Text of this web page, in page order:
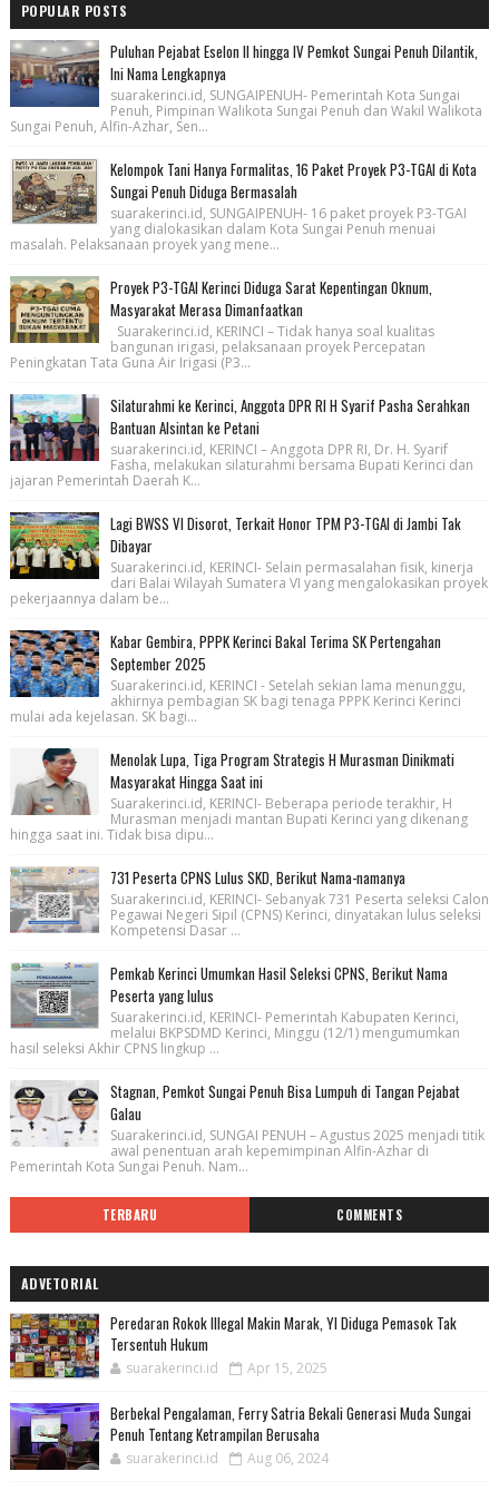
POPULAR POSTS
Puluhan Pejabat Eselon II hingga IV Pemkot Sungai Penuh Dilantik,
Ini Nama Lengkapnya
suarakerinci.id, SUNGAIPENUH- Pemerintah Kota Sungai
Penuh, Pimpinan Walikota Sungai Penuh dan Wakil Walikota
Sungai Penuh, Alfin-Azhar, Sen...
Kelompok Tani Hanya Formalitas, 16 Paket Proyek P3-TGAI di Kota
Sungai Penuh Diduga Bermasalah
suarakerinci.id, SUNGAIPENUH- 16 paket proyek P3-TGAI
yang dialokasikan dalam Kota Sungai Penuh menuai
masalah. Pelaksanaan proyek yang mene...
Proyek P3-TGAI Kerinci Diduga Sarat Kepentingan Oknum,
Masyarakat Merasa Dimanfaatkan
Suarakerinci.id, KERINCI – Tidak hanya soal kualitas
bangunan irigasi, pelaksanaan proyek Percepatan
Peningkatan Tata Guna Air Irigasi (P3...
Silaturahmi ke Kerinci, Anggota DPR RI H Syarif Pasha Serahkan
Bantuan Alsintan ke Petani
suarakerinci.id, KERINCI – Anggota DPR RI, Dr. H. Syarif
Fasha, melakukan silaturahmi bersama Bupati Kerinci dan
jajaran Pemerintah Daerah K...
Lagi BWSS VI Disorot, Terkait Honor TPM P3-TGAI di Jambi Tak
Dibayar
Suarakerinci.id, KERINCI- Selain permasalahan fisik, kinerja
dari Balai Wilayah Sumatera VI yang mengalokasikan proyek
pekerjaannya dalam be...
Kabar Gembira, PPPK Kerinci Bakal Terima SK Pertengahan
September 2025
Suarakerinci.id, KERINCI - Setelah sekian lama menunggu,
akhirnya pembagian SK bagi tenaga PPPK Kerinci Kerinci
mulai ada kejelasan. SK bagi...
Menolak Lupa, Tiga Program Strategis H Murasman Dinikmati
Masyarakat Hingga Saat ini
Suarakerinci.id, KERINCI- Beberapa periode terakhir, H
Murasman menjadi mantan Bupati Kerinci yang dikenang
hingga saat ini. Tidak bisa dipu...
731 Peserta CPNS Lulus SKD, Berikut Nama-namanya
Suarakerinci.id, KERINCI- Sebanyak 731 Peserta seleksi Calon
Pegawai Negeri Sipil (CPNS) Kerinci, dinyatakan lulus seleksi
Kompetensi Dasar ...
Pemkab Kerinci Umumkan Hasil Seleksi CPNS, Berikut Nama
Peserta yang lulus
Suarakerinci.id, KERINCI- Pemerintah Kabupaten Kerinci,
melalui BKPSDMD Kerinci, Minggu (12/1) mengumumkan
hasil seleksi Akhir CPNS lingkup ...
Stagnan, Pemkot Sungai Penuh Bisa Lumpuh di Tangan Pejabat
Galau
Suarakerinci.id, SUNGAI PENUH – Agustus 2025 menjadi titik
awal penentuan arah kepemimpinan Alfin-Azhar di
Pemerintah Kota Sungai Penuh. Nam...
TERBARU COMMENTS
ADVETORIAL
Peredaran Rokok Illegal Makin Marak, YI Diduga Pemasok Tak
Tersentuh Hukum
suarakerinci.id Apr 15, 2025
Berbekal Pengalaman, Ferry Satria Bekali Generasi Muda Sungai
Penuh Tentang Ketrampilan Berusaha
suarakerinci.id Aug 06, 2024